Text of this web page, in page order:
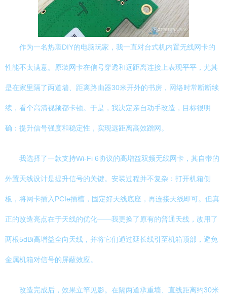
作为一名热衷DIY的电脑玩家，我一直对台式机内置无线网卡的
性能不太满意。原装网卡在信号穿透和远距离连接上表现平平，尤其
是在家里隔了两道墙、距离路由器30米开外的书房，网络时常断断续
续，看个高清视频都卡顿。于是，我决定亲自动手改造，目标很明
确：提升信号强度和稳定性，实现远距离高效蹭网。
我选择了一款支持Wi-Fi 6协议的高增益双频无线网卡，其自带的
外置天线设计是提升信号的关键。安装过程并不复杂：打开机箱侧
板，将网卡插入PCIe插槽，固定好天线底座，再连接天线即可。但真
正的改造亮点在于天线的优化——我更换了原有的普通天线，改用了
两根5dBi高增益全向天线，并将它们通过延长线引至机箱顶部，避免
金属机箱对信号的屏蔽效应。
改造完成后，效果立竿见影。在隔两道承重墙、直线距离约30米